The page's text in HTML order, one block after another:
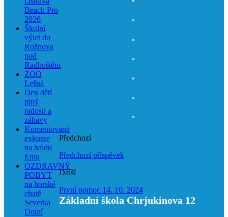
Beach Pro
2026
Školní
výlet do
Rožnova
pod
Radhoštěm
ZOO
Lešná
Den dětí
plný
radosti a
zábavy
Komentovaná
exkurze
na haldu
Emu
OZDRAVNÝ
POBYT
na horské
chatě
Severka
Dolní
Předchozí
Předchozí příspěvek
Další
První pomoc 14. 10. 2024
Základní škola Chrjukinova 12